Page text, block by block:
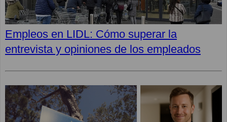
Empleos en LIDL: Cómo superar la
entrevista y opiniones de los empleados